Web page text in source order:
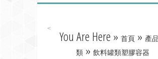
< You Are Here » 首頁 » 產
類 » 飲料罐類塑膠容器